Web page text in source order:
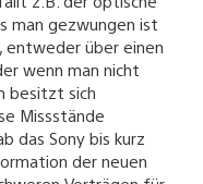
man gezwungen ist
entweder über einen
wenn man nicht
besitzt sich
Missstände
das Sony bis kurz
der neuen